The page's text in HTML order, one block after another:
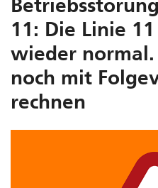
11: Die Linie
wieder normal.
noch mit
rechnen